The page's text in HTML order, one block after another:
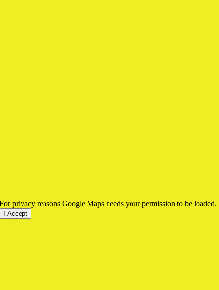
For privacy reasons Google Maps needs your permission to be loaded.
I Accept